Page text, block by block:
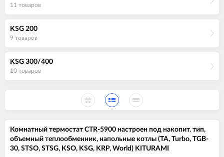
11 товаров
KSG 200
9 товаров
KSG 300/400
10 товаров
Комнатный термостат CTR-5900 настроен под накопит. тип,
объемный теплообменник, напольные котлы (TA, Turbo, TGB-
30, STSO, STSG, KSO, KSG, KRP, World) KITURAMI